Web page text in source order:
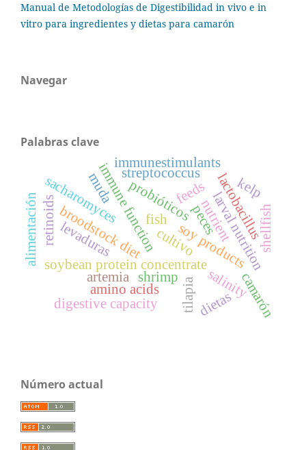
Manual de Metodologías de Digestibilidad in vivo e in
vitro para ingredientes y dietas para camarón
Navegar
Palabras clave
soy products
soybean protein concentrate
shrimp
amino acids
fish nutrient
immune function
broodstock diet larval nutrition
probióticos
tilapia
streptococcus lactobacillus
sacharomyces
digestive capacity
salinity
levaduras peces
immunestimulants
shellfish
feeds
artemia
dietas camarón
cultivo
muda
alimentaciónretinoids
kelp
Número actual